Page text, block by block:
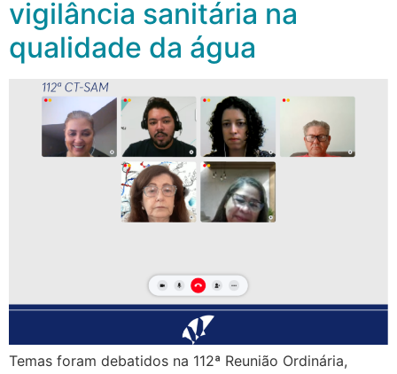
vigilância sanitária na
qualidade da água
Temas foram debatidos na 112ª Reunião Ordinária,